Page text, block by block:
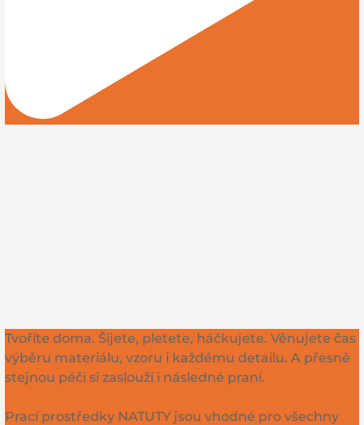
Tvoříte doma. Šijete, pletete, háčkujete. Věnujete čas
výběru materiálu, vzoru i každému detailu. A přesně
stejnou péči si zaslouží i následné praní.
Prací prostředky NATUTY jsou vhodné pro všechny